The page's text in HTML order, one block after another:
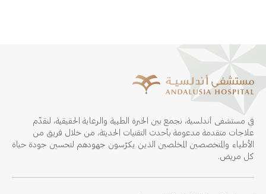
في مستشفى أندلسية، نجمع بين الخبرة الطبية والرعاية الحقيقية، لنقدّم
علاجات متقدمة مدعومة بأحدث التقنيات الحديثة، من خلال فريق من
الأطباء والمتخصصين المخلصين الذين يكرّسون جهودهم لتحسين جودة حياة
كل مريض.